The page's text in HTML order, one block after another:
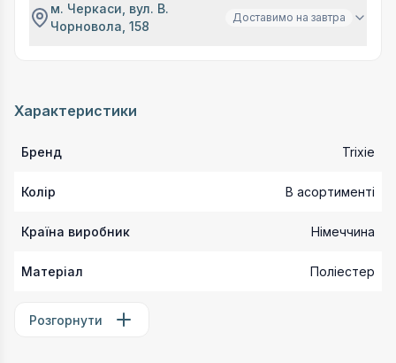
м. Черкаси, вул. В.
Чорновола, 158
Доставимо на завтра
Характеристики
Бренд Trixie
Колір В асортименті
Країна виробник Німеччина
Матеріал Поліестер
Розгорнути